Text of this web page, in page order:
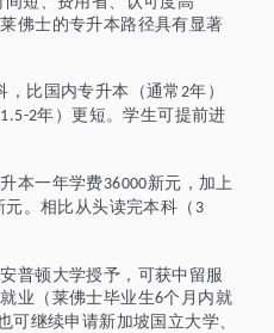
佛士的专升本路径具有显著
，比国内专升本（通常 2年）
1.5-2年）更短。学生可提前进
本一年学费36000新元，加上
元。相比从头读完本科（ 3
普顿大学授予，可获中留服
业（莱佛士毕业生6个月内就
可继续申请新加坡国立大学、